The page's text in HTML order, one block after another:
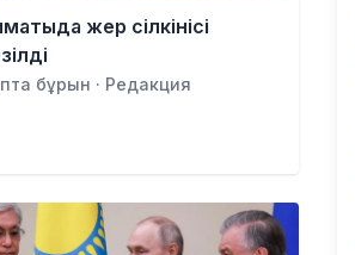
жер сілкінісі
бұрын · Редакция